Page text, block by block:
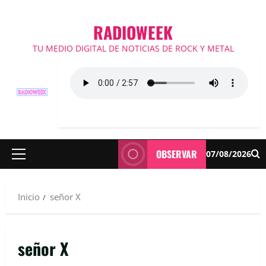
RADIOWEEK
TU MEDIO DIGITAL DE NOTICIAS DE ROCK Y METAL
Menú
OBSERVAR 07/08/2026
Inicio señor X
señor X